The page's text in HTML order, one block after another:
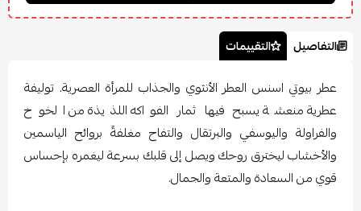
التفاصيل التقييمات
عطر بيوتي اسنس العطر الأنثوي والجذاب للمرأة العصرية. توليفة
عطرية منعشة يسبح فيها ثمار الفواكه اللذيذة من الخوخ
والفراولة واليوسفي والبرتقال والتفاح مغلفةً بروائح الياسمين
والأخشاب ليخترق روحك ويصل إلى قلبك بسرعة ليغمره بإحساس
قوي من السعادة والمتعة والجمال.